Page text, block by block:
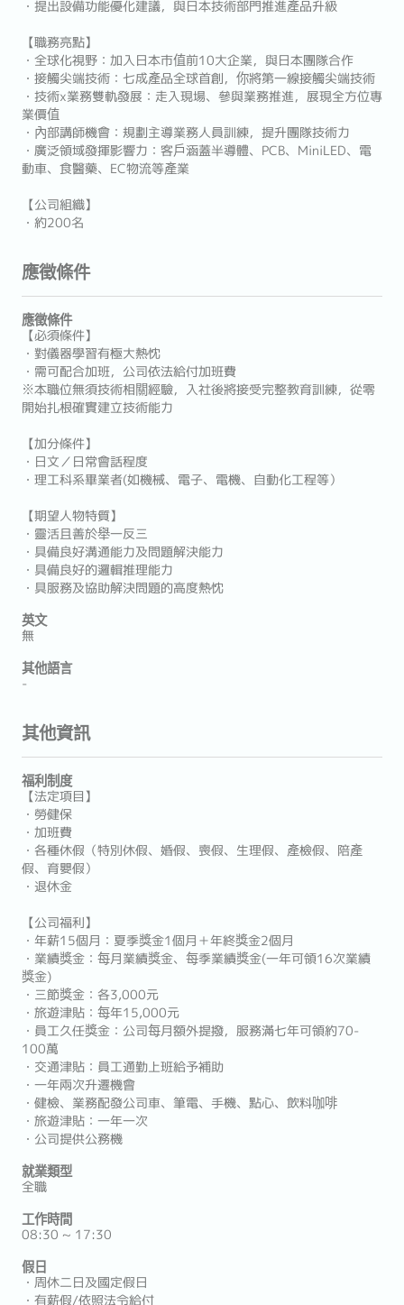
・提出設備功能優化建議，與日本技術部門推進產品升級
【職務亮點】
・全球化視野：加入日本市值前10大企業，與日本團隊合作
・接觸尖端技術：七成產品全球首創，你將第一線接觸尖端技術
・技術x業務雙軌發展：走入現場、參與業務推進，展現全方位專
業價值
・內部講師機會：規劃主導業務人員訓練，提升團隊技術力
・廣泛領域發揮影響力：客戶涵蓋半導體、PCB、MiniLED、電
動車、食醫藥、EC物流等產業
【公司組織】
・約200名
應徵條件
應徵條件
【必須條件】
・對儀器學習有極大熱忱
・需可配合加班，公司依法給付加班費
※本職位無須技術相關經驗，入社後將接受完整教育訓練，從零
開始扎根確實建立技術能力
【加分條件】
・日文／日常會話程度
・理工科系畢業者(如機械、電子、電機、自動化工程等）
【期望人物特質】
・靈活且善於舉一反三
・具備良好溝通能力及問題解決能力
・具備良好的邏輯推理能力
・具服務及協助解決問題的高度熱忱
英文
無
其他語言
-
其他資訊
福利制度
【法定項目】
・勞健保
・加班費
・各種休假（特別休假、婚假、喪假、生理假、產檢假、陪產
假、育嬰假）
・退休金
【公司福利】
・年薪15個月：夏季獎金1個月＋年終獎金2個月
・業績獎金：每月業績獎金、每季業績獎金(一年可領16次業績
獎金)
・三節獎金：各3,000元
・旅遊津貼：每年15,000元
・員工久任獎金：公司每月額外提撥，服務滿七年可領約70-
100萬
・交通津貼：員工通勤上班給予補助
・一年兩次升遷機會
・健檢、業務配發公司車、筆電、手機、點心、飲料咖啡
・旅遊津貼：一年一次
・公司提供公務機
就業類型
全職
工作時間
08:30 ~ 17:30
假日
・周休二日及國定假日
・有薪假/依照法令給付